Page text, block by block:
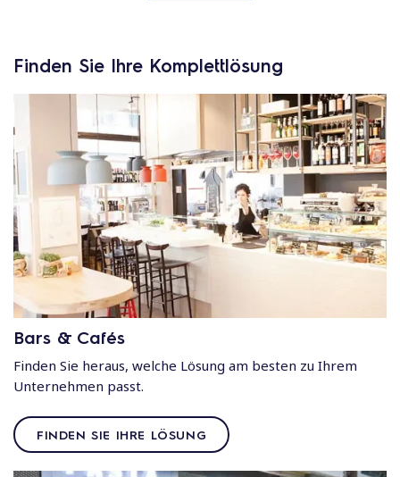
Finden Sie Ihre Komplettlösung
Bars & Cafés
Finden Sie heraus, welche Lösung am besten zu Ihrem
Unternehmen passt.
FINDEN SIE IHRE LÖSUNG